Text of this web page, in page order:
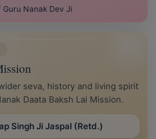
Nanak Dev Ji
seva, history and living spirit
Daata Baksh Lai Mission.
Singh Ji Jaspal (Retd.)